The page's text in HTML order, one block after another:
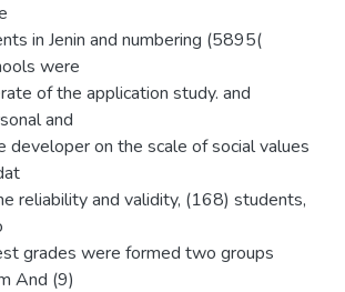
in Jenin and numbering (5895(
were
of the application study. and
and
developer on the scale of social values
reliability and validity, (168) students,
grades were formed two groups
And (9)